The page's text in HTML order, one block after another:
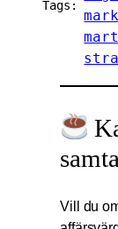
Tags:
Vill du